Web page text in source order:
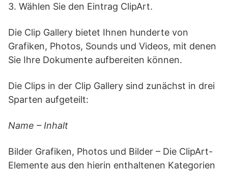
3. Wählen Sie den Eintrag ClipArt.
Die Clip Gallery bietet Ihnen hunderte von
Grafiken, Photos, Sounds und Videos, mit denen
Sie Ihre Dokumente aufbereiten können.
Die Clips in der Clip Gallery sind zunächst in drei
Sparten aufgeteilt:
Name – Inhalt
Bilder Grafiken, Photos und Bilder – Die ClipArt-
Elemente aus den hierin enthaltenen Kategorien